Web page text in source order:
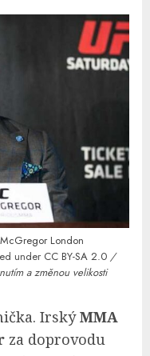
London
under CC BY-SA 2.0 /
a změnou velikosti
IrskýMMA
za doprovodu